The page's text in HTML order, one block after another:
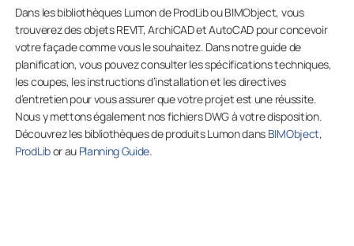
Dans les bibliothèques Lumon de ProdLib ou BIMObject, vous
trouverez des objets REVIT, ArchiCAD et AutoCAD pour concevoir
votre façade comme vous le souhaitez. Dans notre guide de
planification, vous pouvez consulter les spécifications techniques,
les coupes, les instructions d’installation et les directives
d’entretien pour vous assurer que votre projet est une réussite.
Nous y mettons également nos fichiers DWG à votre disposition.
Découvrez les bibliothèques de produits Lumon dans BIMObject,
ProdLibor au Planning Guide.